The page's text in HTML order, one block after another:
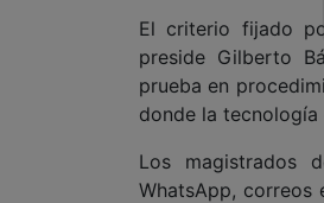
El criterio fijado
preside Gilberto
prueba en
donde la
Los magistrados
WhatsApp,